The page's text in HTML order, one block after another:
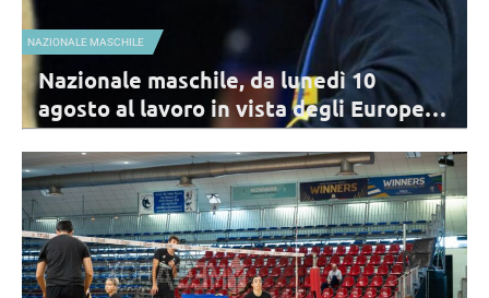
NAZIONALE MASCHILE
Nazionale maschile, da lunedì 10
agosto al lavoro in vista degli Europei: i
convocati
avvicinamento agli Europei. I 17 convocati di De Giorgi per il primo
raduno.